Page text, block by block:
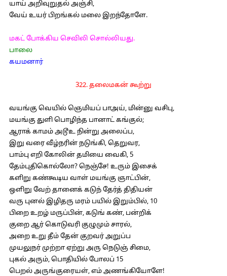
யாய் அறிவுறுதல் அஞ்சி,
வேய் உயர் பிறங்கல் மலை இறந்தோளே.
மகட் போக்கிய செவிலி சொல்லியது.
பாலை
கயமனார்
322. தலைமகன் கூற்று
வயங்கு வெயில் ஞெமியப் பாஅய், மின்னு வசிபு,
மயங்கு துளி பொழிந்த பானாட் கங்குல்;
ஆராக் காமம் அடூஉ நின்று அலைப்ப,
இறு வரை வீழ்நரின் நடுங்கி, தெறுவர,
பாம்பு எறி கோலின் தமியை வைகி, 5
தேம்புதிகொல்லோ? நெஞ்சே! உரும் இசைக்
களிறு கண்கூடிய வாள் மயங்கு ஞாட்பின்,
ஒளிறு வேற் தானைக் கடுந் தேர்த் திதியன்
வரு புனல் இழிதரு மரம் பயில் இறும்பில், 10
பிறை உறழ் மருப்பின், கடுங் கண், பன்றிக்
குறை ஆர் கொடுவரி குழுமும் சாரல்,
அறை உறு தீம் தேன் குறவர் அறுப்ப
முயலுநர் முற்றா ஏற்று அரு நெடுஞ் சிமை,
புகல் அரும், பொதியில் போலப் 15
பெறல் அருங்குரையள், எம் அணங்கியோளே!